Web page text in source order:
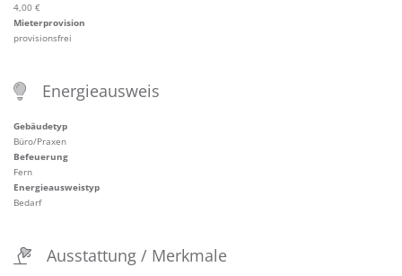
4,00 €
Mieterprovision
provisionsfrei
Energieausweis
Gebäudetyp
Büro/Praxen
Befeuerung
Fern
Energieausweistyp
Bedarf
Ausstattung / Merkmale